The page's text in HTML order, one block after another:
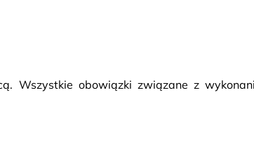
Wszystkie obowiązki związane z